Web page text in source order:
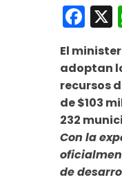
El
adoptan
recursos
de $103
232
Con la
de